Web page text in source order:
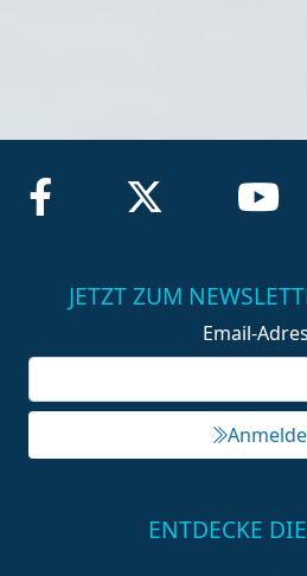
JETZT ZUM
Email-
ENTDECKE